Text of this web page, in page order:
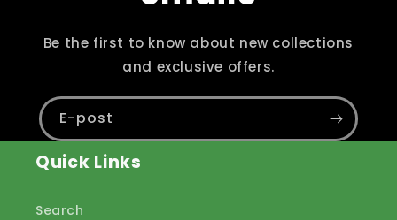
Be the first to know about new collections
and exclusive offers.
E-post
Quick Links
Search